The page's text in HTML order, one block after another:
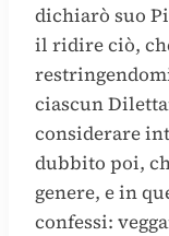
dichiarò suo
il ridire ciò,
ciascun
considerare
dubbito poi,
genere, e in
confessi: